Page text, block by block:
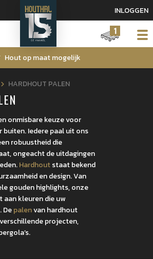
INLOGGEN
1
Hout op maat mogelijk
HARDHOUT PALEN
onmisbare keuze voor
Iedere paal uit ons
robuustheid die
ongeacht de uitdagingen
Hardhoutstaat bekend
en design. Van
gouden highlights, onze
aan kleuren die uw
Depalenvan hardhout
projecten,